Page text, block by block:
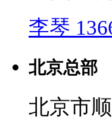
李琴
北京总部
北京市